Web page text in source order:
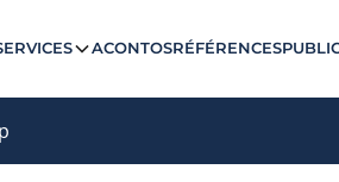
ACONTOSRÉFÉRENCES